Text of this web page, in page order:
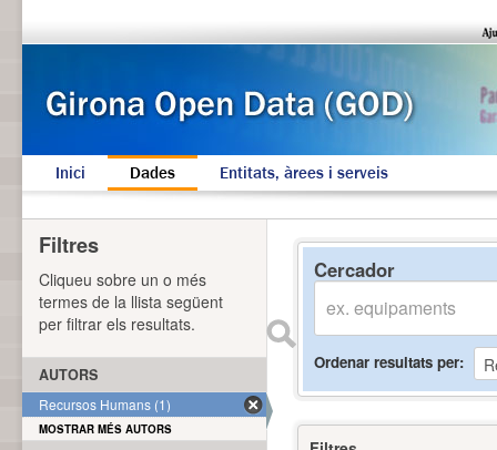
Inici Dades Entitats, àrees i serveis
Cercador
Ordenar resultats per
Filtres
Cliqueu sobre un o més
termes de la llista següent
per filtrar els resultats.
AUTORS
Recursos Humans (1)
MOSTRAR MÉS AUTORS